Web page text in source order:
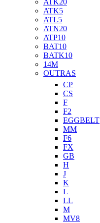
ATK20
ATK5
ATL5
ATN20
ATP10
BAT10
BATK10
14M
OUTRAS
CP
CS
F
F2
EGGBELT
MM
F6
FX
GB
H
J
K
L
LL
M
MV8